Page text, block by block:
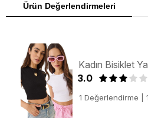
Ürün Değerlendirmeleri
3.0
1 Değerlendirme